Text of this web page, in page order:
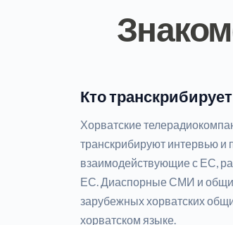
Кто
Хорватские
транскрибируют интервью и
взаимодействующие с ЕС,
ЕС. Диаспорные СМИ и
зарубежных хорватских
хорватском языке.